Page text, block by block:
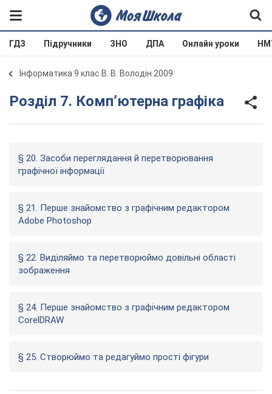
ГДЗ Підручники ЗНО ДПА Онлайн уроки
Інформатика 9 клас В. В. Володін 2009
Розділ 7. Комп’ютерна графіка
§ 20. Засоби переглядання й перетворювання
графічної інформації
§ 21. Перше знайомство з графічним редактором
Adobe Photoshop
§ 22. Виділяймо та перетворюймо довільні області
зображення
§ 24. Перше знайомство з графічним редактором
CorelDRAW
§ 25. Створюймо та редагуймо прості фігури